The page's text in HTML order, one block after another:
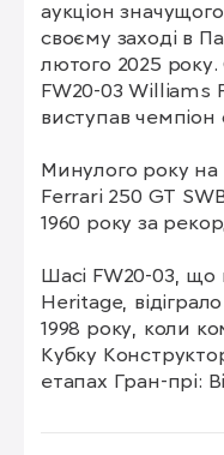
аукціон
своєму заході в
лютого 2025 року.
FW20-03 Williams
виступав чемпіон
Минулого року
Ferrari 250 GT
1960 року за
Шасі FW20-03, що
Heritage,
1998 року, коли
Кубку
етапах Гран-прі: